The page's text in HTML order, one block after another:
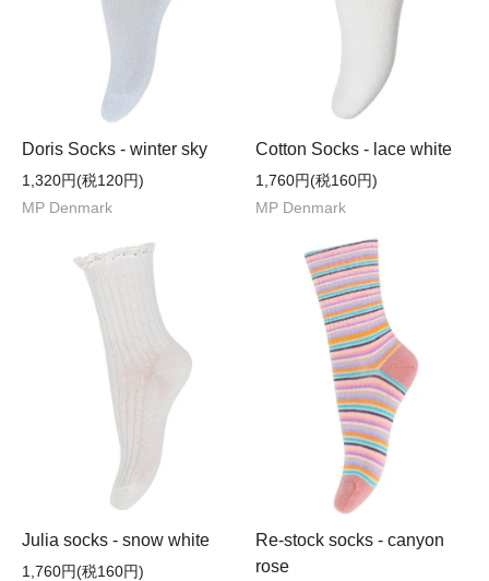
Doris Socks - winter sky
1,320円(税120円)
MP Denmark
Cotton Socks - lace white
1,760円(税160円)
MP Denmark
Julia socks - snow white
1,760円(税160円)
Re-stock socks - canyon
rose